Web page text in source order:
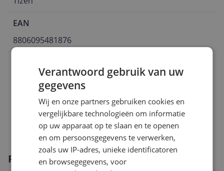
EAN
8806095481876
Algemeen
Functies
Scherm
Productomschrijving
Verantwoord gebruik van uw
gegevens
Wij en onze partners gebruiken cookies en
vergelijkbare technologieën om informatie
op uw apparaat op te slaan en te openen
en om persoonsgegevens te verwerken,
zoals uw IP-adres, unieke identificatoren
en browsegegevens, voor